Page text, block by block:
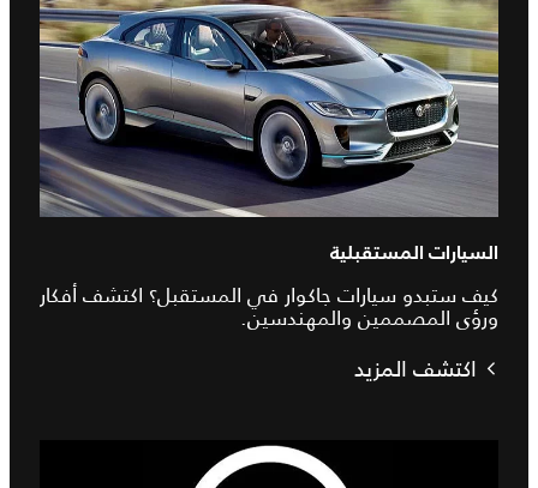
السيارات المستقبلية
كيف ستبدو سيارات جاكوار في المستقبل؟ اكتشف أفكار
ورؤى المصممين والمهندسين.
اكتشف المزيد